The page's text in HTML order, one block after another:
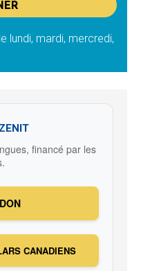
lundi, mardi, mercredi,
financé par les
CANADIENS